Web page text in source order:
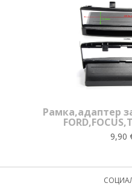
Рамка,адаптер
9,90